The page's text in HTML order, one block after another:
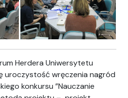
Herdera Uniwersytetu
uroczystość wręczenia nagród
konkursu ”Nauczanie